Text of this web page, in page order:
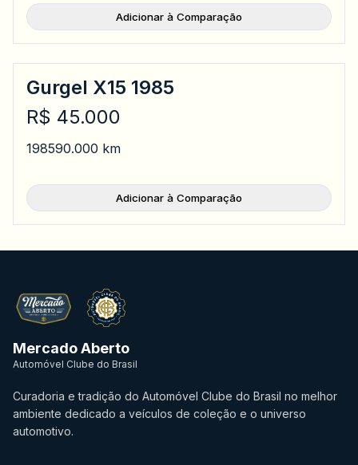
Adicionar à Comparação
Gurgel X15 1985
R$ 45.000
198590.000 km
Adicionar à Comparação
Mercado Aberto
Automóvel Clube do Brasil
Curadoria e tradição do Automóvel Clube do Brasil no melhor
ambiente dedicado a veículos de coleção e o universo
automotivo.